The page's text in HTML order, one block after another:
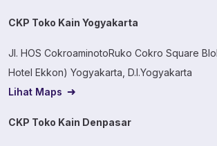
CKP Toko Kain Yogyakarta
Jl. HOS CokroaminotoRuko Cokro Square
Hotel Ekkon) Yogyakarta, D.I.Yogyakarta
Lihat Maps
CKP Toko Kain Denpasar